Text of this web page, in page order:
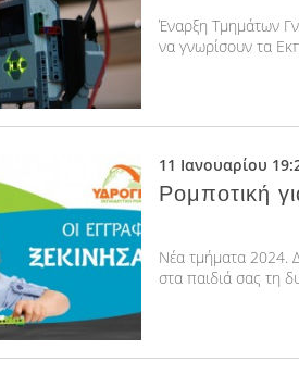
Έναρξη Τμημάτων
να γνωρίσουν τα
11 Ιανουαρίου
Ρομποτική
Νέα τμήματα 2024.
στα παιδιά σας τη